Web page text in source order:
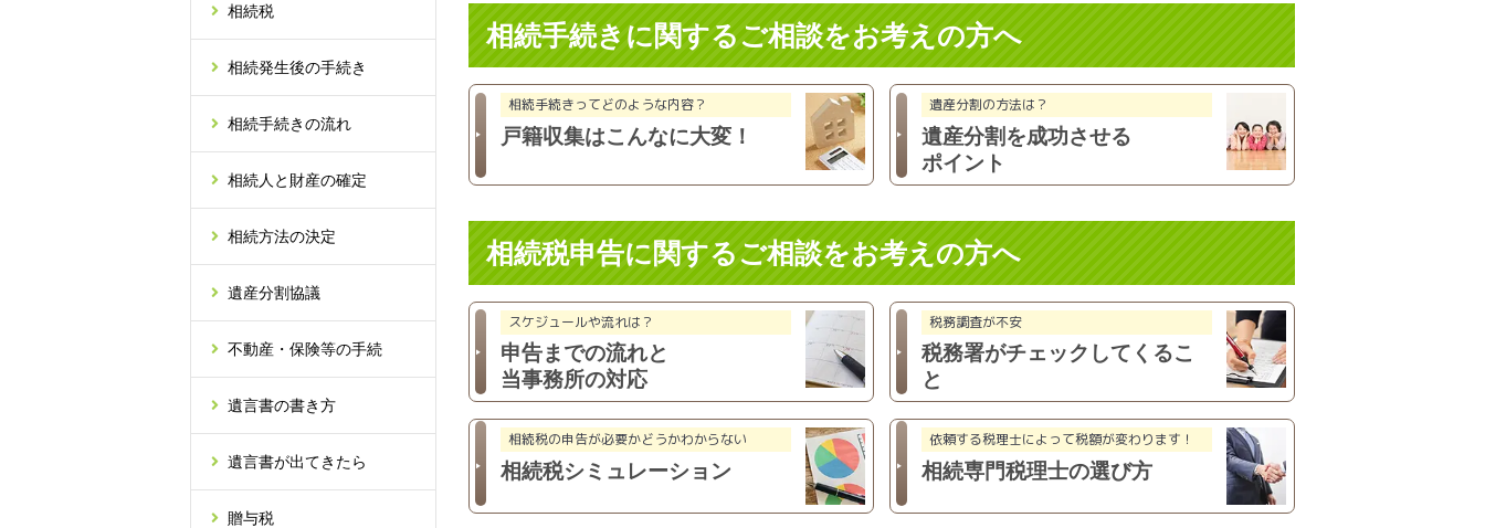
相続手続きに関するご相談をお考えの方へ
相続手続きってどのような内容？
戸籍収集はこんなに大変！
遺産分割の方法は？
遺産分割を成功させる
ポイント
相続税申告に関するご相談をお考えの方へ
スケジュールや流れは？
申告までの流れと
当事務所の対応
税務調査が不安
税務署がチェックしてくるこ
と
相続税の申告が必要かどうかわからない
相続税シミュレーション
依頼する税理士によって税額が変わります！
相続専門税理士の選び方
相続税
相続発生後の手続き
相続手続きの流れ
相続人と財産の確定
相続方法の決定
遺産分割協議
不動産・保険等の手続
遺言書の書き方
遺言書が出てきたら
贈与税